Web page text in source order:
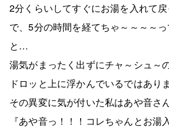
2分くらいしてすぐにお湯を入れて戻
で、5分の時間を経てちゃ～～～～
と…
湯気がまったく出ずにチャ～シュ～
ドロッと上に浮かんでいるではあり
その異変に気が付いた私はあや音さ
『あや音っ！！！コレちゃんとお湯